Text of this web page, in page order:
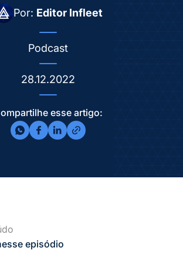
Por: Editor Infleet
Podcast
28.12.2022
esse artigo:
episódio